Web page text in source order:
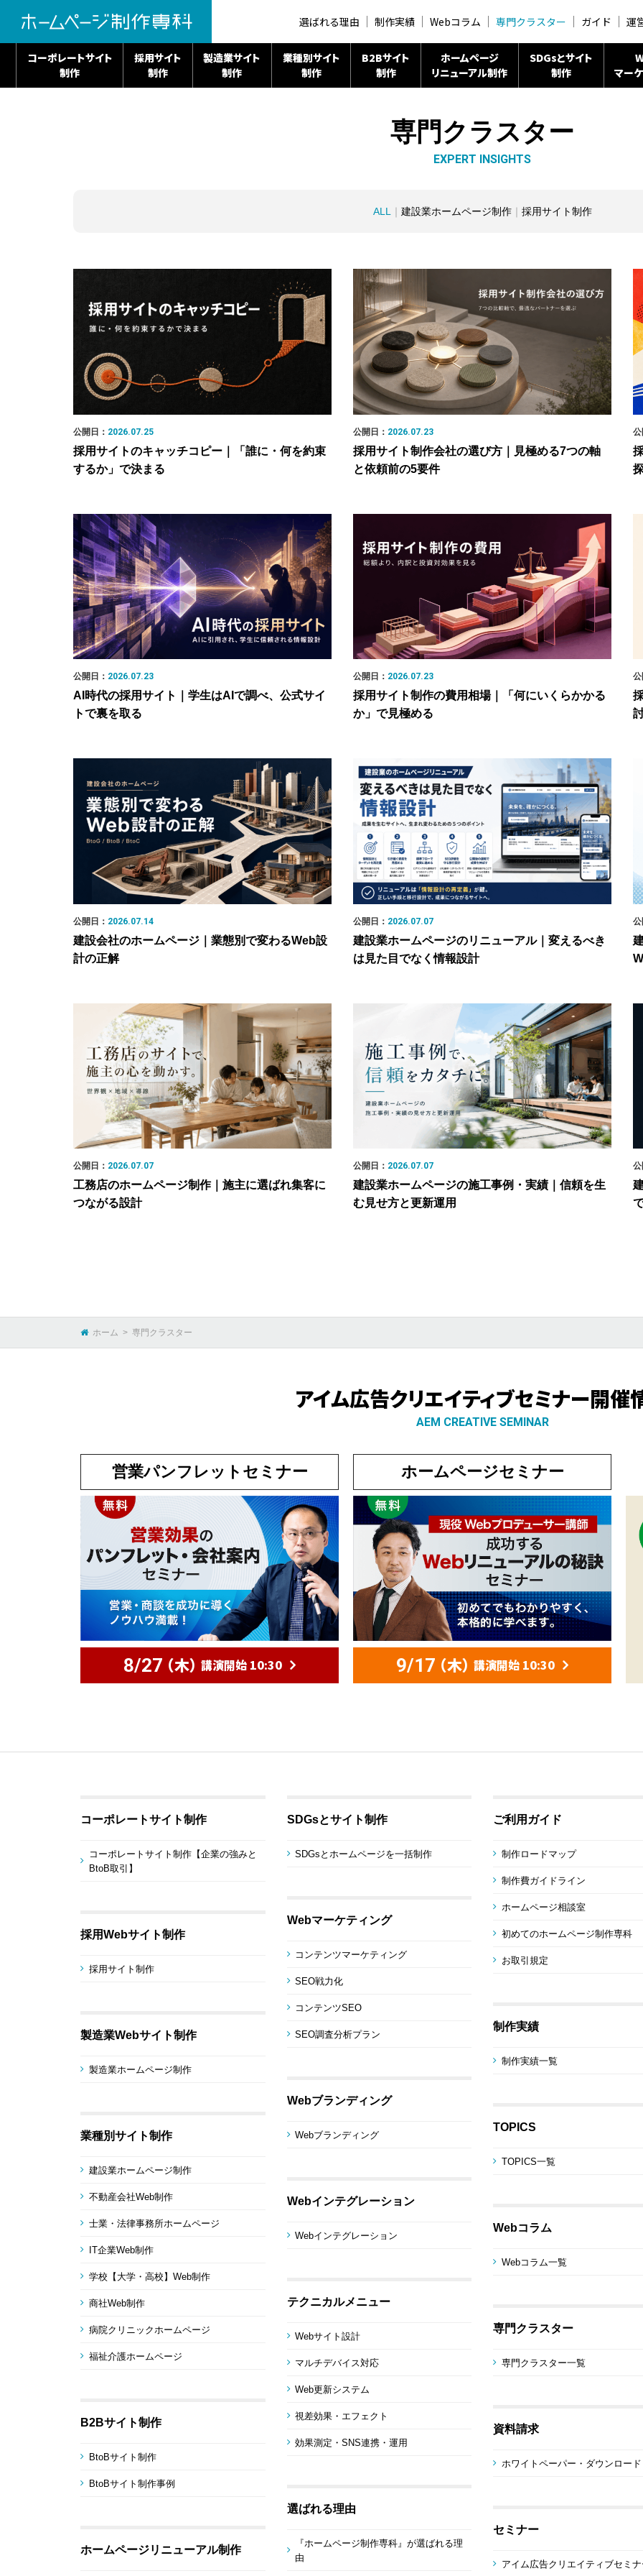
コーポレートサイト
制作
採用サイト
制作
製造業サイト
制作
業種別サイト
制作
B2Bサイト
制作
ホームページ
リニューアル制作
SDGsとサイト
制作
マー
選ばれる理由 制作実績 Webコラム 専門クラスター ガイド 運
専門クラスター
EXPERT INSIGHTS
ALL 建設業ホームページ制作 採用サイト制作
公開日： 2026.07.25
採用サイトのキャッチコピー｜「誰に・何を約束
するか」で決まる
公開日： 2026.07.23
採用サイト制作会社の選び方｜見極める7つの軸
と依頼前の5要件
公開日： 2026.07.23
AI時代の採用サイト｜学生はAIで調べ、公式サイ
トで裏を取る
公開日： 2026.07.23
採用サイト制作の費用相場｜「何にいくらかかる
か」で見極める
公開日： 2026.07.14
建設会社のホームページ｜業態別で変わるWeb設
計の正解
公開日： 2026.07.07
建設業ホームページのリニューアル｜変えるべき
は見た目でなく情報設計
公開日： 2026.07.07
工務店のホームページ制作｜施主に選ばれ集客に
つながる設計
公開日： 2026.07.07
建設業ホームページの施工事例・実績｜信頼を生
む見せ方と更新運用
ホーム 専門クラスター
アイム広告クリエイティブセミナー開催
AEM CREATIVE SEMINAR
営業パンフレットセミナー
8/27 （木） 講演開始 10:30
ホームページセミナー
9/17 （木） 講演開始 10:30
コーポレートサイト制作
コーポレートサイト制作【企業の強みと
BtoB取引】
採用Webサイト制作
採用サイト制作
製造業Webサイト制作
製造業ホームページ制作
業種別サイト制作
建設業ホームページ制作
不動産会社Web制作
士業・法律事務所ホームページ
IT企業Web制作
学校【大学・高校】Web制作
商社Web制作
病院クリニックホームページ
福祉介護ホームページ
B2Bサイト制作
BtoBサイト制作
BtoBサイト制作事例
ホームページリニューアル制作
SDGsとサイト制作
SDGsとホームページを一括制作
Webマーケティング
コンテンツマーケティング
SEO戦力化
コンテンツSEO
SEO調査分析プラン
Webブランディング
Webブランディング
Webインテグレーション
Webインテグレーション
テクニカルメニュー
Webサイト設計
マルチデバイス対応
Web更新システム
視差効果・エフェクト
効果測定・SNS連携・運用
選ばれる理由
『ホームページ制作専科』が選ばれる理
由
ご利用ガイド
制作ロードマップ
制作費ガイドライン
ホームページ相談室
初めてのホームページ制作専科
お取引規定
制作実績
制作実績一覧
TOPICS
TOPICS一覧
Webコラム
Webコラム一覧
専門クラスター
専門クラスター一覧
資料請求
ホワイトペーパー・ダウンロード
セミナー
アイム広告クリエイティブセミ